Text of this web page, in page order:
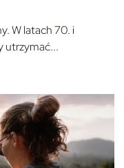
W latach 70. i
utrzymać...